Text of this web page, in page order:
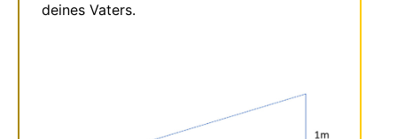
deines Vaters.